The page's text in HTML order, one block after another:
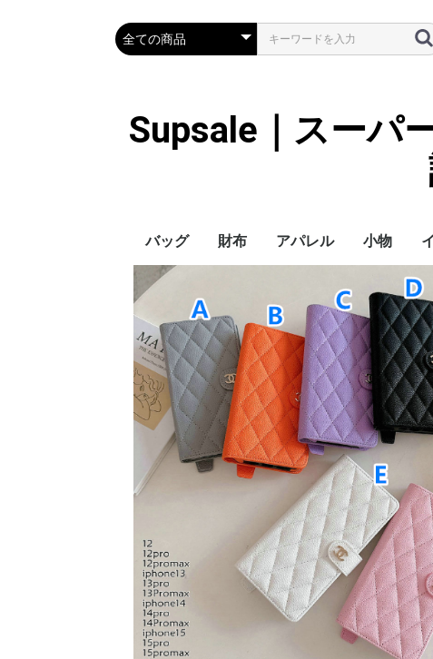
Supsale｜スーパ
バッグ
Hermes
LOUIS VUITTON
Chanel
Loewe
Celine
Dior
Gucci
Fendi
Prada
Balenciaga
MiuMiu
財布 アパレル
ハイブランド
Supreme
LOUIS VUITTON
MONCLER
THE NORTH FACE
𝗖𝗔𝗡𝗔𝗗𝗔 𝗚𝗢𝗢𝗦𝗘
VERSACE
BALENCIAGA
子供服切れ
小物
ぼうし
ネクタイ
ハンカチ
スマホケー
サングラ
ア
アクセサリ
マフラー/
傘
バッグチ
バッグス
カード（
ス
キーケース
時計
手袋
ヘアアク